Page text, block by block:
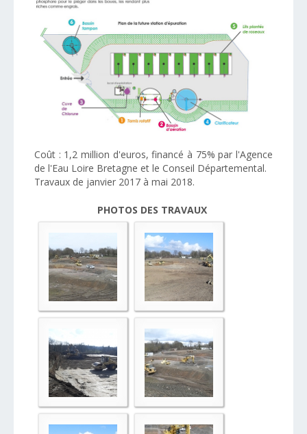
Coût : 1,2 million d'euros, financé à 75% par l'Agence
de l'Eau Loire Bretagne et le Conseil Départemental.
Travaux de janvier 2017 à mai 2018.
PHOTOS DES TRAVAUX